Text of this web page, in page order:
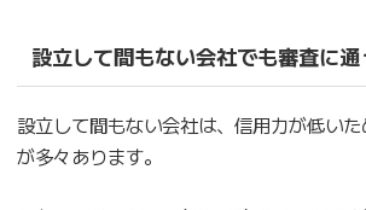
設立して間もない会社でも審査に通
設立して間もない会社は、信用力が低い
が多々あります。